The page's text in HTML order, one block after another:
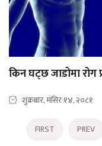
किन घट्छ जाडोमा रोग
शुक्रबार, मंसिर १४, २०८१
FIRST PREV